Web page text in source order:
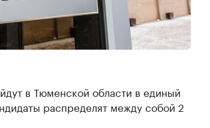
в Тюменской области в единый
распределят между собой 2